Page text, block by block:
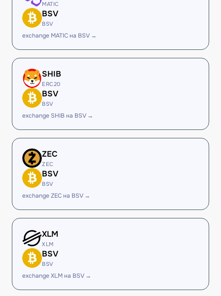
MATIC
BSV
BSV
exchange MATIC на BSV →
SHIB
ERC20
BSV
BSV
exchange SHIB на BSV →
ZEC
ZEC
BSV
BSV
exchange ZEC на BSV →
XLM
XLM
BSV
BSV
exchange XLM на BSV →